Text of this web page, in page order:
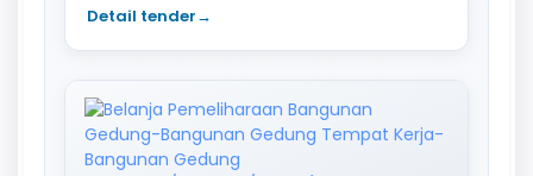
Detail tender→